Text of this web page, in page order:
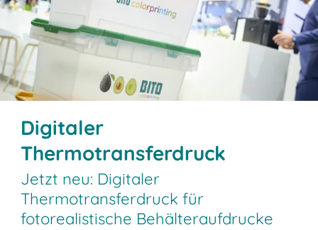
Digitaler
Thermotransferdruck
Jetzt neu: Digitaler
Thermotransferdruck für
fotorealistische Behälteraufdrucke